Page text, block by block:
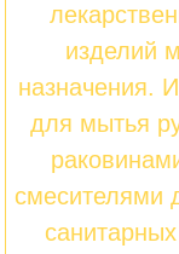
изделий
назначения.
для мытья
смесителями